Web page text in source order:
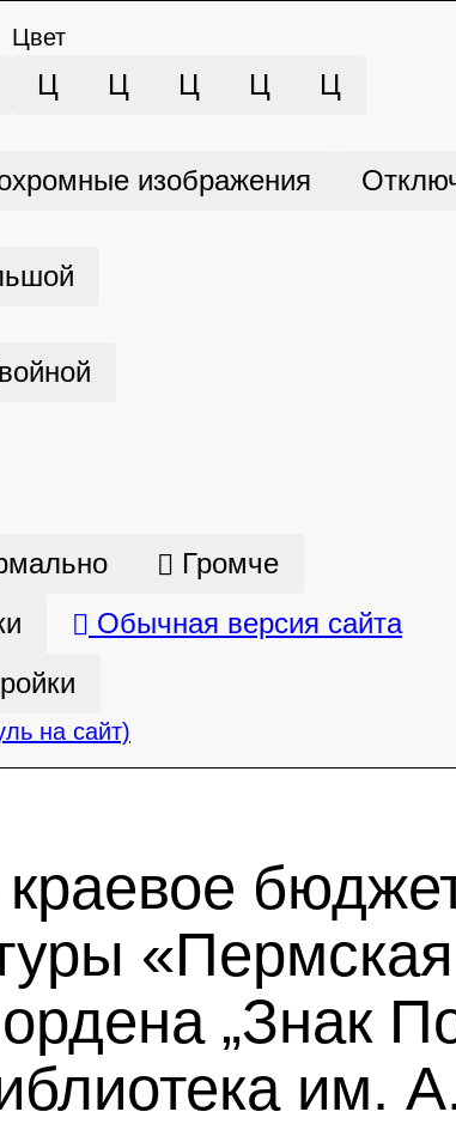
Цвет
Ц Ц Ц Ц Ц
изображения
Громче
Обычная версия сайта
на сайт)
«Пермская
„Знак
им.